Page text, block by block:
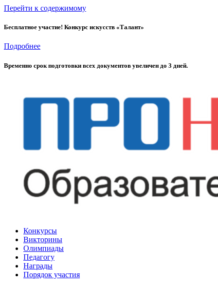
Перейти к содержимому
Бесплатное участие! Конкурс искусств «Талант»
Подробнее
Временно cрок подготовки всех документов увеличен до 3 дней.
Конкурсы
Викторины
Олимпиады
Педагогу
Награды
Порядок участия